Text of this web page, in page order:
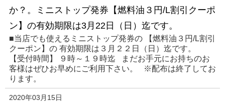
か？。ミニストップ発券【燃料油３円/L割引クーポ
ン】の有効期限は3月22日（日）迄です。
■当店でも使えるミニストップ発券の 【燃料油３円/L割引
クーポン】の 有効期限は３月２２日（日）迄です。
【受付時間】 ９時～１９時迄 まだお手元にお持ちのお
客様はぜひお早めにご利用下さい。 ※配布は終了してお
ります。
2020年03月15日